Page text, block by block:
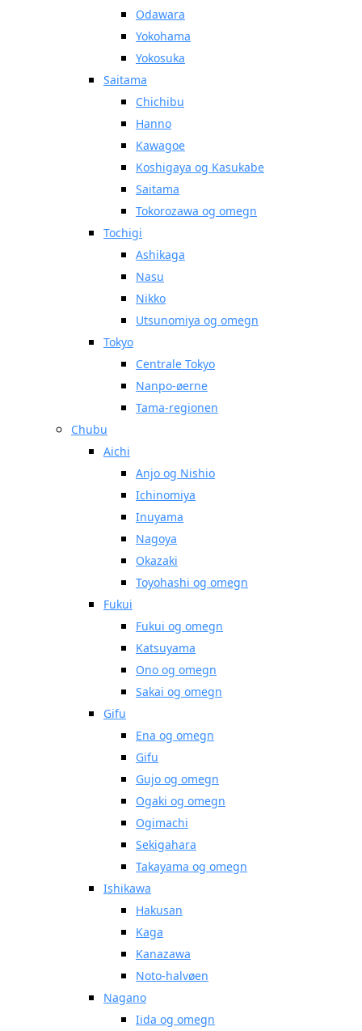
Odawara
Yokohama
Yokosuka
Saitama
Chichibu
Hanno
Kawagoe
Koshigaya og Kasukabe
Saitama
Tokorozawa og omegn
Tochigi
Ashikaga
Nasu
Nikko
Utsunomiya og omegn
Tokyo
Centrale Tokyo
Nanpo-øerne
Tama-regionen
Chubu
Aichi
Anjo og Nishio
Ichinomiya
Inuyama
Nagoya
Okazaki
Toyohashi og omegn
Fukui
Fukui og omegn
Katsuyama
Ono og omegn
Sakai og omegn
Gifu
Ena og omegn
Gifu
Gujo og omegn
Ogaki og omegn
Ogimachi
Sekigahara
Takayama og omegn
Ishikawa
Hakusan
Kaga
Kanazawa
Noto-halvøen
Nagano
Iida og omegn